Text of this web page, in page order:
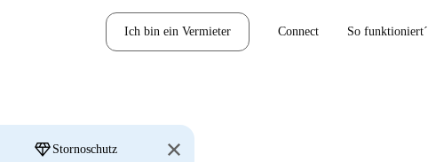
Ich bin ein Vermieter Connect So
diamond Stornoschutz